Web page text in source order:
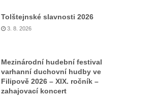
Tolštejnské slavnosti 2026
3. 8. 2026
Mezinárodní hudební festival
varhanní duchovní hudby ve
Filipově 2026 – XIX. ročník –
zahajovací koncert